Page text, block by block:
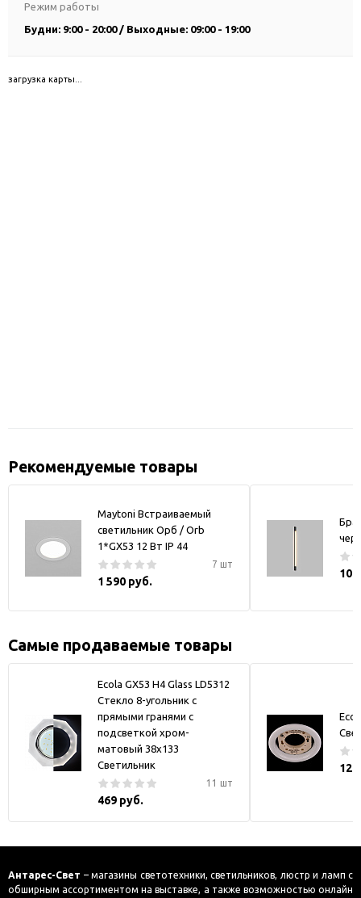
Режим работы
Будни: 9:00 - 20:00 / Выходные: 09:00 - 19:00
загрузка карты...
Рекомендуемые товары
Maytoni Встраиваемый
светильник Орб / Orb
1*GX53 12 Вт IP 44
7 шт
1 590 руб.
Бра
10
Самые продаваемые товары
Ecola GX53 H4 Glass LD5312
Стекло 8-угольник с
прямыми гранями с
подсветкой хром-
матовый 38x133
Светильник
11 шт
469 руб.
Антарес-Свет – магазины светотехники, светильников, люстр и ламп с
обширным ассортиментом на выставке, а также возможностью онлайн